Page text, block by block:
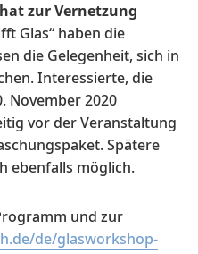
zur Vernetzung
Glas“ haben die
die Gelegenheit, sich in
Interessierte, die
November 2020
vor der Veranstaltung
Spätere
ebenfalls möglich.
und zur
de/glasworkshop-